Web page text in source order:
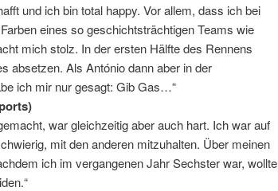
und ich bin total happy. Vor allem, dass ich bei
eines so geschichtsträchtigen Teams wie
mich stolz. In der ersten Hälfte des Rennens
absetzen. Als António dann aber in der
ich mir nur gesagt: Gib Gas…“
war gleichzeitig aber auch hart. Ich war auf
mit den anderen mitzuhalten. Über meinen
ich im vergangenen Jahr Sechster war, wollte